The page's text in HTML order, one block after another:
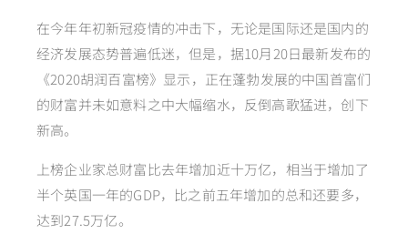
在今年年初新冠疫情的冲击下，无论是国际还是国内的
经济发展态势普遍低迷，但是，据10月20日最新发布的
《2020胡润百富榜》显示，正在蓬勃发展的中国首富们
的财富并未如意料之中大幅缩水，反倒高歌猛进，创下
新高。
上榜企业家总财富比去年增加近十万亿，相当于增加了
半个英国一年的GDP，比之前五年增加的总和还要多，
达到27.5万亿。